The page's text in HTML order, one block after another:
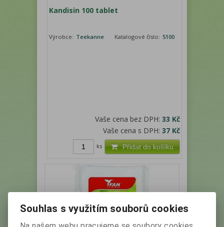
Kandisin 100 tablet
Výrobce: Teekanne Katalogové číslo: 5100
Vaše cena bez DPH:33 Kč
Vaše cena s DPH:37 Kč
Přidat do košíku
ks
Souhlas s využitím souborů cookies